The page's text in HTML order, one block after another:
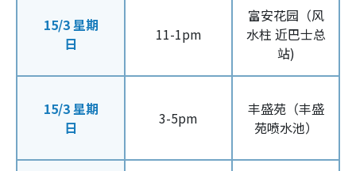
15/3 星期
日
11-1pm
富安花园（风
水柱 近巴士总
站)
15/3 星期
日
3-5pm
丰盛苑（丰盛
苑喷水池）